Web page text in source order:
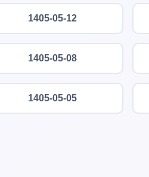
1405-05-12
1405-05-08
1405-05-05